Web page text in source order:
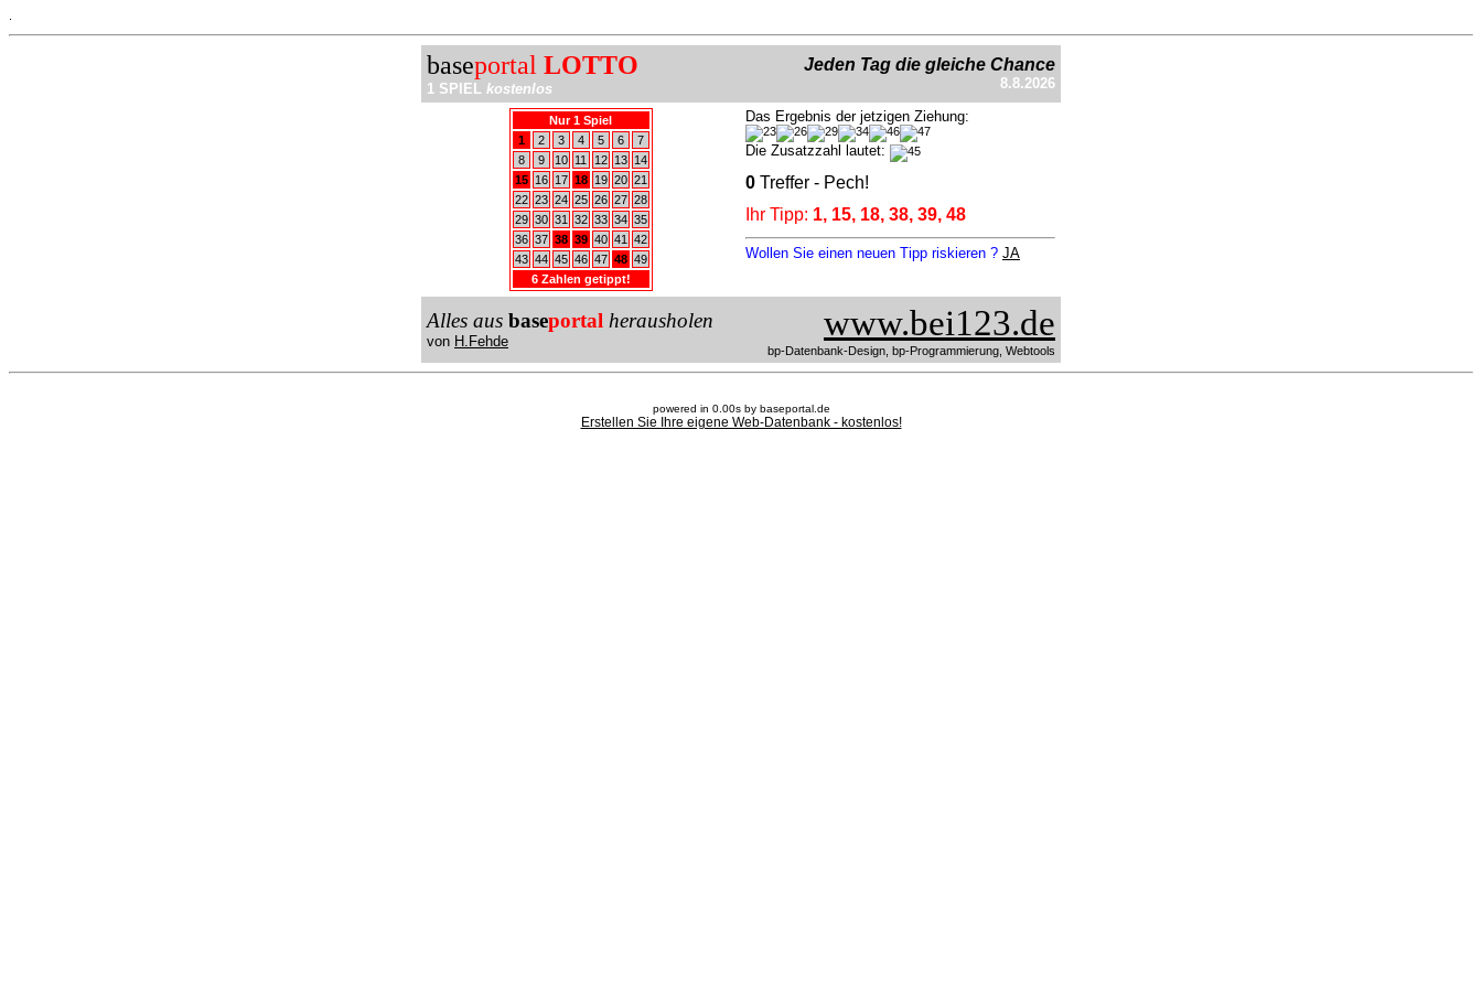
baseportal LOTTO
1 SPIEL kostenlos
Jeden Tag die gleiche Chance
8.8.2026
Nur 1 Spiel
1
2 3 4 5 6
7
8
9 10 11 12 13
14
15
16 17 18 19 20 21
22 23 24 25 26 27 28
29 30 31 32 33 34 35
36 37 38 39 40 41
42
43 44 45 46 47 48 49
6 Zahlen getippt!
Das Ergebnis der jetzigen Ziehung:
Die Zusatzzahl lautet:
0 Treffer - Pech!
Ihr Tipp: 1, 15, 18, 38, 39, 48
Wollen Sie einen neuen Tipp riskieren ? JA
Alles aus baseportal herausholen
von H.Fehde www.bei123.de
bp-Datenbank-Design, bp-Programmierung, Webtools
powered in 0.00s by baseportal.de
Erstellen Sie Ihre eigene Web-Datenbank - kostenlos!